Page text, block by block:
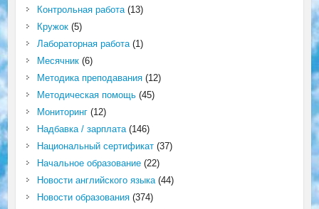
Контрольная работа(13)
Кружок(5)
Лабораторная работа(1)
Месячник(6)
Методика преподавания(12)
Методическая помощь(45)
Мониторинг(12)
Надбавка / зарплата(146)
Национальный сертификат(37)
Начальное образование(22)
Новости английского языка(44)
Новости образования(374)